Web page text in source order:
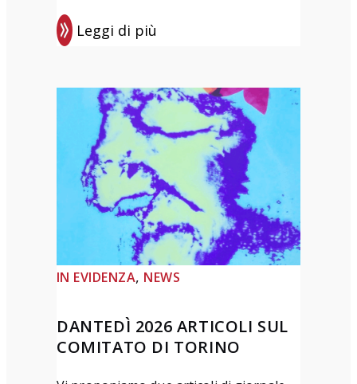
Leggi di più
:
r
o
e
i
a
IN EVIDENZA, NEWS
DANTEDÌ 2026 ARTICOLI SUL
COMITATO DI TORINO